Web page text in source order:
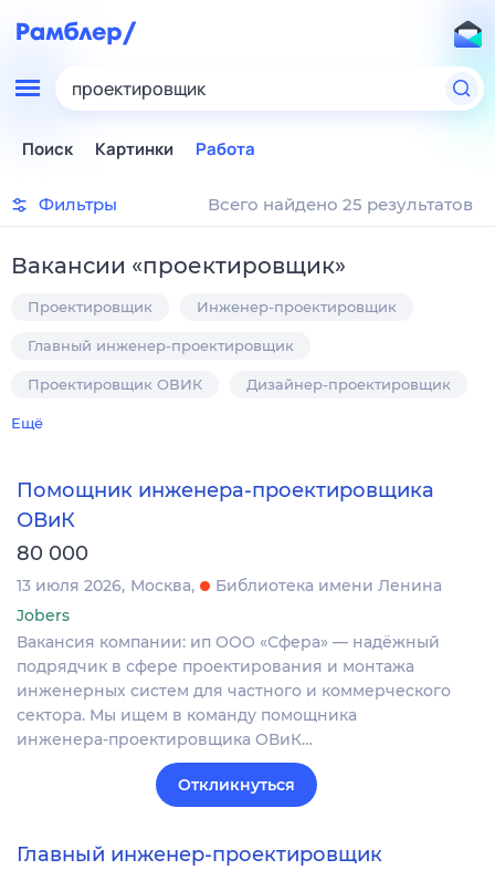
проектировщик
Поиск Картинки Работа
Фильтры Всего найдено 25 результатов
Вакансии «проектировщик»
Проектировщик Инженер-проектировщик
Главный инженер-проектировщик
Проектировщик ОВИК Дизайнер-проектировщик
Ещё
Помощник инженера-проектировщика
ОВиК
80 000
13 июля 2026 Москва
Библиотека имени Ленина
Jobers
Вакансия компании: ип ООО «Сфера» — надёжный
подрядчик в сфере проектирования и монтажа
инженерных систем для частного и коммерческого
сектора. Мы ищем в команду помощника
инженера‑проектировщика ОВиК…
Откликнуться
Главный инженер‑проектировщик